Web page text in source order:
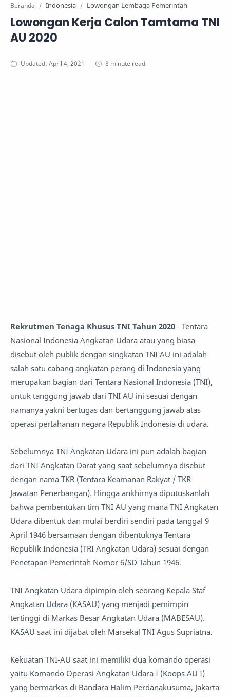
Beranda Indonesia Lowongan Lembaga Pemerintah
Lowongan Kerja Calon Tamtama TNI
AU 2020
8 minute read
Rekrutmen Tenaga Khusus TNI Tahun 2020 - Tentara
Nasional Indonesia Angkatan Udara atau yang biasa
disebut oleh publik dengan singkatan TNI AU ini adalah
salah satu cabang angkatan perang di Indonesia yang
merupakan bagian dari Tentara Nasional Indonesia (TNI),
untuk tanggung jawab dari TNI AU ini sesuai dengan
namanya yakni bertugas dan bertanggung jawab atas
operasi pertahanan negara Republik Indonesia di udara.
Sebelumnya TNI Angkatan Udara ini pun adalah bagian
dari TNI Angkatan Darat yang saat sebelumnya disebut
dengan nama TKR (Tentara Keamanan Rakyat / TKR
Jawatan Penerbangan). Hingga ankhirnya diputuskanlah
bahwa pembentukan tim TNI AU yang mana TNI Angkatan
Udara dibentuk dan mulai berdiri sendiri pada tanggal 9
April 1946 bersamaan dengan dibentuknya Tentara
Republik Indonesia (TRI Angkatan Udara) sesuai dengan
Penetapan Pemerintah Nomor 6/SD Tahun 1946.
TNI Angkatan Udara dipimpin oleh seorang Kepala Staf
Angkatan Udara (KASAU) yang menjadi pemimpin
tertinggi di Markas Besar Angkatan Udara (MABESAU).
KASAU saat ini dijabat oleh Marsekal TNI Agus Supriatna.
Kekuatan TNI-AU saat ini memiliki dua komando operasi
yaitu Komando Operasi Angkatan Udara I (Koops AU I)
yang bermarkas di Bandara Halim Perdanakusuma, Jakarta